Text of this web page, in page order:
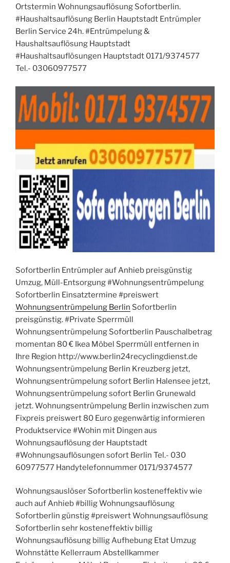
Ortstermin Wohnungsauflösung Sofortberlin.
#Haushaltsauflösung Berlin Hauptstadt Entrümpler
Berlin Service 24h. #Entrümpelung &
Haushaltsauflösung Hauptstadt
#Haushaltsauflösungen Hauptstadt 0171/9374577
Tel.- 03060977577
Sofortberlin Entrümpler auf Anhieb preisgünstig
Umzug, Müll-Entsorgung #Wohnungsentrümpelung
Sofortberlin Einsatztermine #preiswert
Wohnungsentrümpelung Berlin Sofortberlin
preisgünstig. #Private Sperrmüll
Wohnungsentrümpelung Sofortberlin Pauschalbetrag
momentan 80 € Ikea Möbel Sperrmüll entfernen in
Ihre Region http://www.berlin24recyclingdienst.de
Wohnungsentrümpelung Berlin Kreuzberg jetzt,
Wohnungsentrümpelung sofort Berlin Halensee jetzt,
Wohnungsentrümpelung sofort Berlin Grunewald
jetzt. Wohnungsentrümpelung Berlin inzwischen zum
Fixpreis preiswert 80 Euro gegenwärtig informieren
Produktservice #Wohin mit Dingen aus
Wohnungsauflösung der Hauptstadt
#Wohnungsauflösungen sofort Berlin Tel.- 030
60977577 Handytelefonnummer 0171/9374577
Wohnungsauslöser Sofortberlin kosteneffektiv wie
auch auf Anhieb #billig Wohnungsauflösung
Sofortberlin günstig #preiswert Wohnungsauflösung
Sofortberlin sehr kosteneffektiv billig
Wohnungsauflösung billig Aufhebung Etat Umzug
Wohnstätte Kellerraum Abstellkammer